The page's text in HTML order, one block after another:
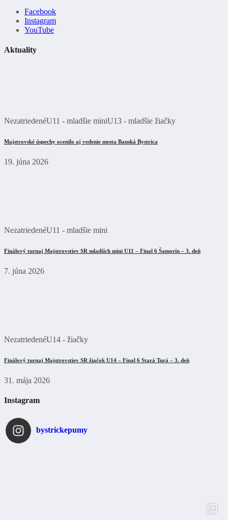
Facebook
Instagram
YouTube
Aktuality
NezatriedenéU11 - mladšie miniU13 - mladšie žiačky
Majstrovské úspechy ocenilo aj vedenie mesta Banská Bystrica
19. júna 2026
NezatriedenéU11 - mladšie mini
Finálový turnaj Majstrovstiev SR mladších mini U11 – Final 6 Šamorín – 3. deň
7. júna 2026
NezatriedenéU14 - žiačky
Finálový turnaj Majstrovstiev SR žiačok U14 – Final 6 Stará Turá – 3. deň
31. mája 2026
Instagram
bystrickepumy